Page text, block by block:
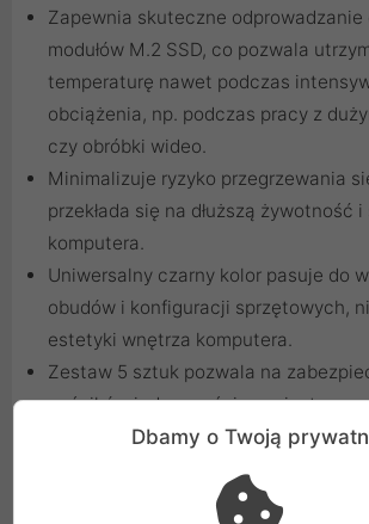
Zapewnia skuteczne odprowadzanie
modułów M.2 SSD, co pozwala
temperaturę nawet podczas
obciążenia, np. podczas pracy z
czy obróbki wideo.
Minimalizuje ryzyko przegrzewania
przekłada się na dłuższą żywotność
komputera.
Uniwersalny czarny kolor pasuje do
obudów i konfiguracji sprzętowych,
estetyki wnętrza komputera.
Zestaw 5 sztuk pozwala na
nośników jednocześnie, co jest
komputerach z wieloma dyskami
Praktyczne porady dla
komputerów stacjonarnych i
Dbamy o Twoją